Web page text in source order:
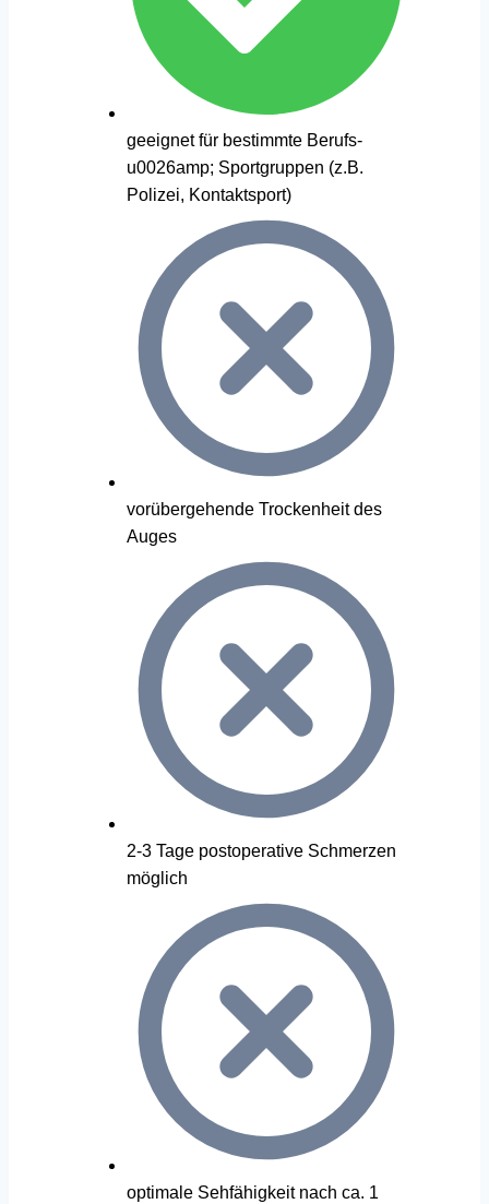
geeignet für bestimmte Berufs-
u0026amp; Sportgruppen (z.B.
Polizei, Kontaktsport)
vorübergehende Trockenheit des
Auges
2-3 Tage postoperative Schmerzen
möglich
optimale Sehfähigkeit nach ca. 1